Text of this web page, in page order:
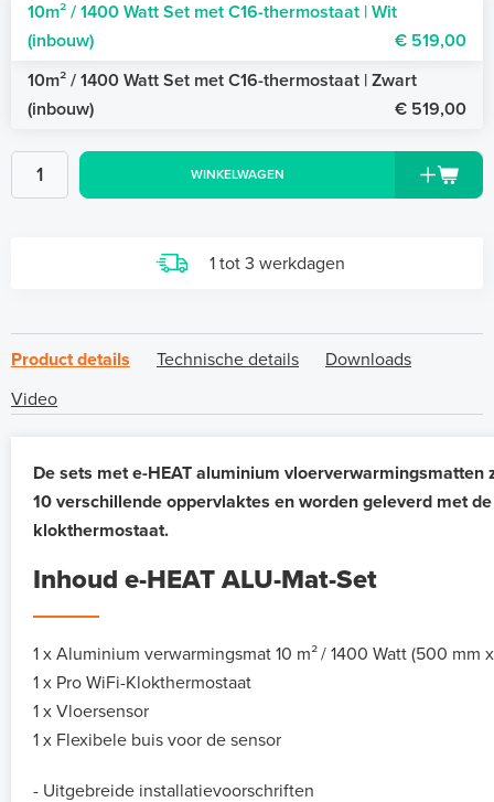
10m² / 1400 Watt Set met C16-thermostaat | Wit
(inbouw)
€ 519,00
10m² / 1400 Watt Set met C16-thermostaat | Zwart
(inbouw)
€ 519,00
WINKELWAGEN
1 tot 3 werkdagen
Product details Technische details
Downloads
Video
De sets met e-HEAT aluminium vloerverwarmingsmatten
10 verschillende oppervlaktes en worden geleverd met de
klokthermostaat.
Inhoud e-HEAT ALU-Mat-Set
1 x Aluminium verwarmingsmat 10 m²/ 1400 Watt (500 mm
1 x Pro WiFi-Klokthermostaat
1 x Vloersensor
1 x Flexibele buis voor de sensor
- Uitgebreide installatievoorschriften